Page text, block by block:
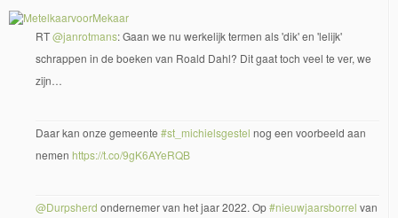
RT@janrotmans: Gaan we nu werkelijk termen als 'dik' en 'lelijk'
schrappen in de boeken van Roald Dahl? Dit gaat toch veel te ver, we
zijn…
Daar kan onze gemeente #st_michielsgestel nog een voorbeeld aan
nemen https://t.co/9gK6AYeRQB
@Durpsherd ondernemer van het jaar 2022. Op#nieuwjaarsborrel van